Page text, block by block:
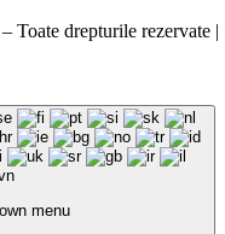
Toate drepturile rezervate |